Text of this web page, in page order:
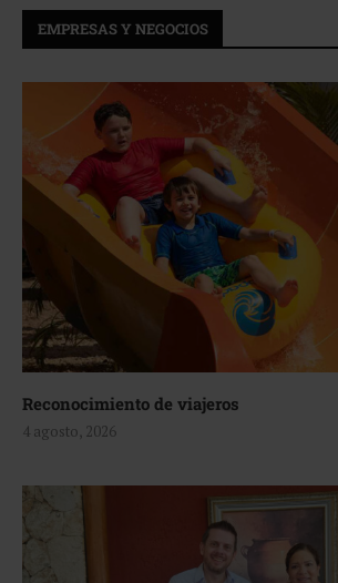
EMPRESAS Y NEGOCIOS
Reconocimiento de viajeros
4 agosto, 2026